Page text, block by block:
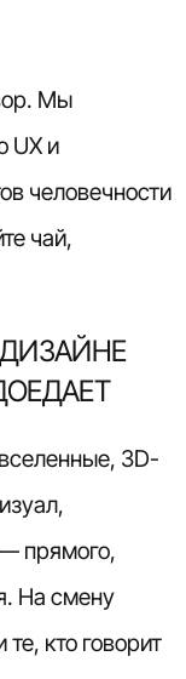
Мы
UX и
человечности
чай,
3D-
— прямого,
На смену
кто говорит